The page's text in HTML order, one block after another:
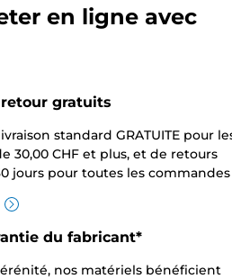
en ligne avec
gratuits
standard GRATUITE pour
30,00 CHF et plus, et de retours
jours pour toutes les commandes
du fabricant*
nos matériels bénéficient